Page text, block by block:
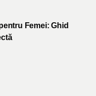
Femei: Ghid